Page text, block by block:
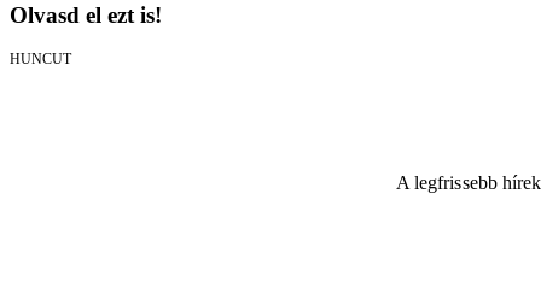
Olvasd el ezt is!
HUNCUT
A legfrissebb